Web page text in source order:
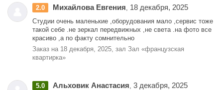
2.0 Михайлова Евгения, 18 декабря, 2025
Студии очень маленькие ,оборудования мало ,сервис тоже
такой себе .не зеркал передвижных ,не света .на фото все
красиво ,а по факту сомнительно
Заказ на 18 декабря, 2025, зал Зал «французская
квартирка»
5.0 Альховик Анастасия, 3 декабря, 2025